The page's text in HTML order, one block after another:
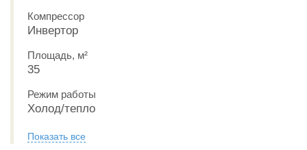
Компрессор
Инвертор
Площадь, м²
35
Режим работы
Холод/тепло
Показать все